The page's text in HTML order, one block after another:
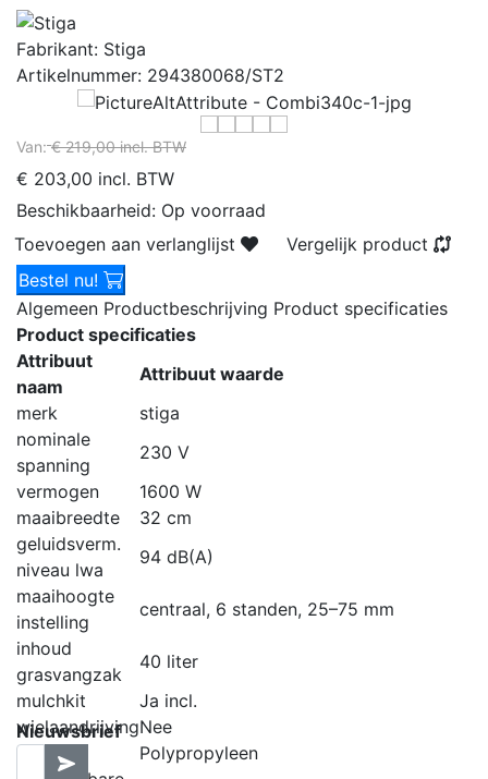
Fabrikant: Stiga
Artikelnummer: 294380068/ST2
Van: € 219,00 incl. BTW
€ 203,00 incl. BTW
Beschikbaarheid: Op voorraad
Toevoegen aan verlanglijst
Vergelijk product
Bestel nu!
Algemeen Productbeschrijving Product specificaties
Product specificaties
Attribuut
naam
Attribuut waarde
merk
stiga
nominale
spanning
230 V
vermogen
1600 W
maaibreedte
32 cm
geluidsverm.
niveau lwa
94 dB(A)
maaihoogte
instelling
centraal, 6 standen, 25–75 mm
inhoud
grasvangzak
40 liter
mulchkit
Ja incl.
wielaandrijvingNee
maaihuis
Polypropyleen
Nieuwsbrief